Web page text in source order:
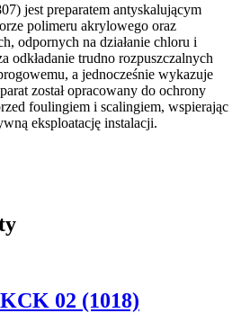
jest preparatem antyskalującym
polimeru akrylowego oraz
odpornych na działanie chloru i
odkładanie trudno rozpuszczalnych
a jednocześnie wykazuje
został opracowany do ochrony
foulingiem i scalingiem, wspierając
eksploatację instalacji.
02 (1018)